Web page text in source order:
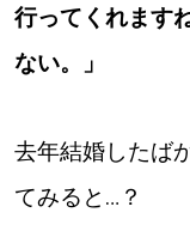
パートナーメディア
運営会社
行ってくれます
ない。」
去年結婚したば
てみると…？